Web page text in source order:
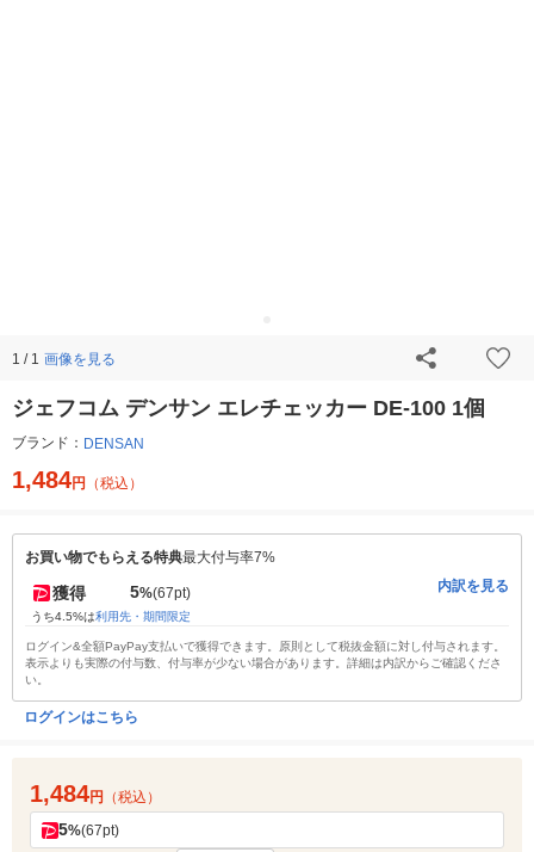
1 / 1 画像を見る
ジェフコム デンサン エレチェッカー DE-100 1個
ブランド： DENSAN
1,484円 （税込）
お買い物でもらえる特典最大付与率7%
獲得 5%(67pt)
うち4.5%は利用先・期間限定
内訳を見る
ログイン&全額PayPay支払いで獲得できます。原則として税抜金額に対し付与されます。
表示よりも実際の付与数、付与率が少ない場合があります。詳細は内訳からご確認くださ
い。
ログインはこちら
1,484円 （税込）
5%(67pt)